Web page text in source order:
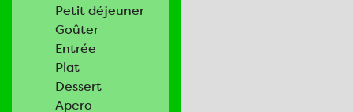
Petit déjeuner
Goûter
Entrée
Plat
Dessert
Apero